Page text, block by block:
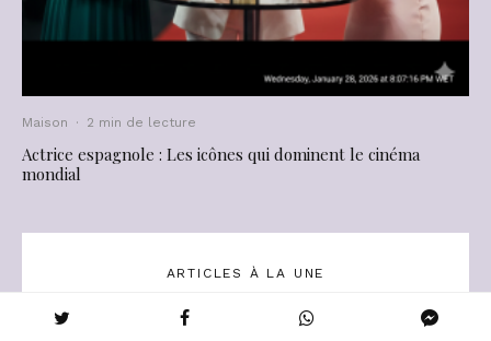
Maison · 2 min de lecture
Actrice espagnole : Les icônes qui dominent le cinéma
mondial
ARTICLES À LA UNE
Quand une femme vous appelle par votre